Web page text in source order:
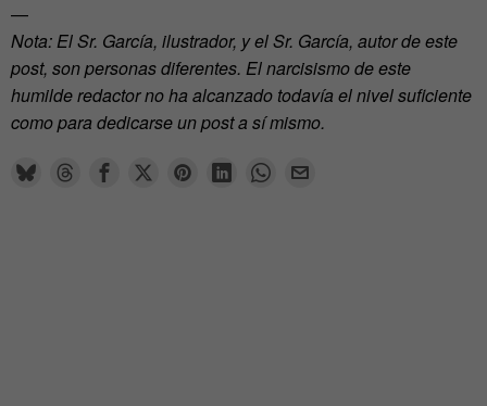
—
Nota: El Sr. García, ilustrador, y el Sr. García, autor de este
post, son personas diferentes. El narcisismo de este
humilde redactor no ha alcanzado todavía el nivel suficiente
como para dedicarse un post a sí mismo.